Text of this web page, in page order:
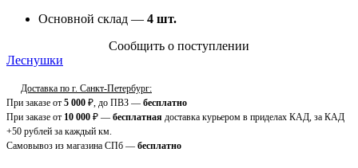
Основной склад — 4 шт.
Сообщить о поступлении
Леснушки
Доставка по г. Санкт-Петербург:
При заказе от 5 000 ₽, до ПВЗ — бесплатно
При заказе от 10 000 ₽ — бесплатная доставка курьером в приделах КАД, за КАД
+50 рублей за каждый км.
Самовывоз из магазина СПб — бесплатно